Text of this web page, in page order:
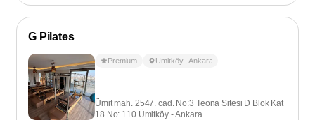
G Pilates
Premium Ümitköy ,Ankara
Ümit mah. 2547. cad. No:3 Teona Sitesi D Blok Kat
18 No: 110 Ümitköy - Ankara